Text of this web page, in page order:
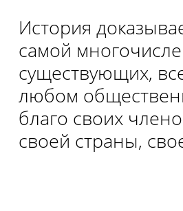
История
самой
существующих,
любом
благо своих
своей страны,